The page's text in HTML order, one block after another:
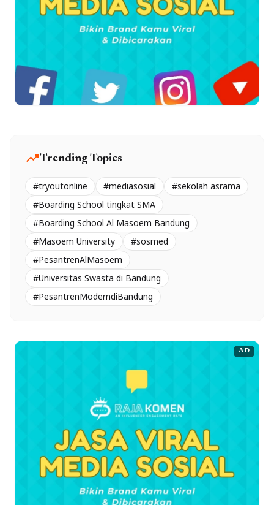
trending_upTrending Topics
#tryoutonline #mediasosial
#sekolah asrama
#Boarding School tingkat SMA
#Boarding School Al Masoem Bandung
#Masoem University
#sosmed
#PesantrenAlMasoem
#Universitas Swasta di Bandung
#PesantrenModerndiBandung
AD